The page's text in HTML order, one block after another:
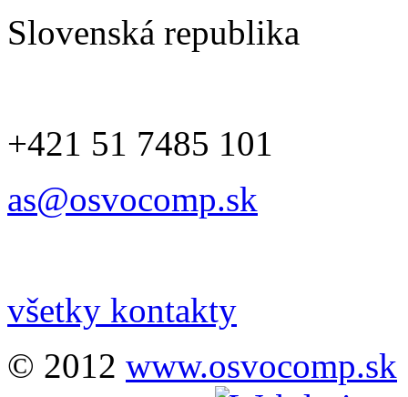
Slovenská republika
+421 51 7485 101
as@osvocomp.sk
všetky kontakty
© 2012 www.osvocomp.sk